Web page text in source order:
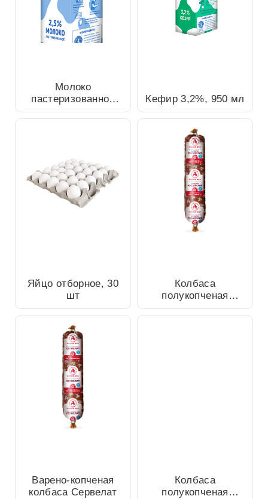
Молоко пастеризованное
2,5%, 1л
Кефир 3,2%, 950 мл
Яйцо отборное, 30 шт
Колбаса полукопченая
сервелат Российский
Варено-копченая колбаса
Сервелат
Колбаса полукопченая
Раменская из говядины